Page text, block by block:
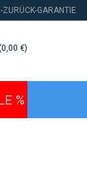
ZURÜCK-GARANTIE
€)
%